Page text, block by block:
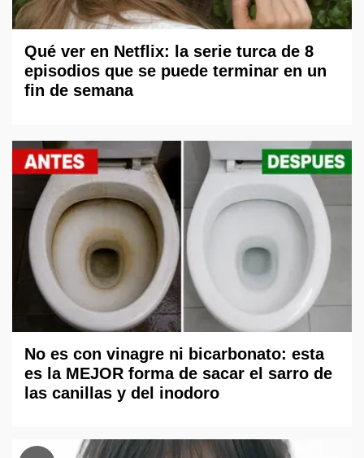
Qué ver en Netflix: la serie turca de 8
episodios que se puede terminar en un
fin de semana
No es con vinagre ni bicarbonato: esta
es la MEJOR forma de sacar el sarro de
las canillas y del inodoro